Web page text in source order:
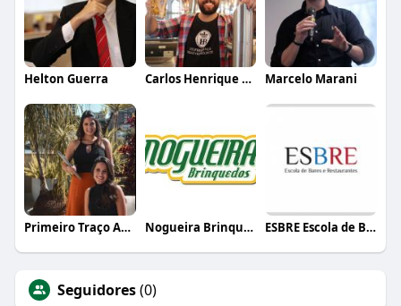
Helton Guerra Carlos Henrique de Faria Vasconcelos Marcelo Marani
Primeiro Traço Arquitetura Nogueira Brinquedos ESBRE Escola de Bares e Restaurantes
Seguidores(0)